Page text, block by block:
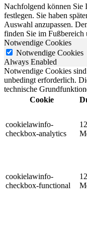
Nachfolgend können Sie
festlegen. Sie haben
Auswahl anzupassen.
finden Sie im Fußbereich
Notwendige Cookies
Notwendige Cookies
Always Enabled
Notwendige Cookies
unbedingt erforderlich.
technische
Cookie
cookielawinfo-
checkbox-analytics
12
cookielawinfo-
checkbox-functional
12